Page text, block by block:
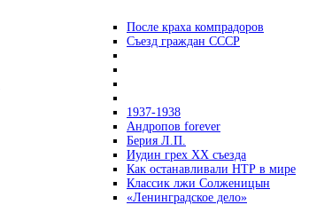
После краха компрадоров
Съезд граждан СССР
1937-1938
Андропов forever
Берия Л.П.
Иудин грех ХХ съезда
Как останавливали НТР в мире
Классик лжи Солженицын
«Ленинградское дело»